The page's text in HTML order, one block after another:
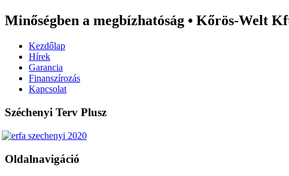
Minőségben a megbízhatóság • Kőrös-Welt
Kezdőlap
Hírek
Garancia
Finanszírozás
Kapcsolat
Széchenyi Terv Plusz
Oldalnavigáció